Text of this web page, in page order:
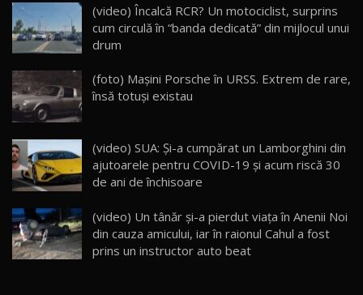
Lynk & Co 01 / Test Drive AutoBlog.MD
25:19
24
ZEEKR 009: Cel mai Performant și Confortabil
Van Electric Testat în Moldova / AutoBlog.MD
26:38
mai Exclusiv și Puternic Defender Testat în
Moldova
32:21
26
AutoBlog.MD
10:57
(video) Încalcă RCR? Un motociclist, surprins
cum circulă în “banda dedicată” din mijlocul unui
drum
(foto) Maşini Porsche în URSS. Extrem de rare,
însă totuşi existau
(video) SUA: Şi-a cumpărat un Lamborghini din
ajutoarele pentru COVID-19 şi acum riscă 30
de ani de închisoare
(video) Un tânăr şi-a pierdut viaţa în Anenii Noi
din cauza amicului, iar în raionul Cahul a fost
prins un instructor auto beat